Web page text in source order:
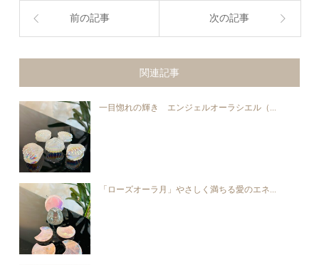
前の記事 次の記事
関連記事
一目惚れの輝き エンジェルオーラシエル（...
「ローズオーラ月」やさしく満ちる愛のエネ...